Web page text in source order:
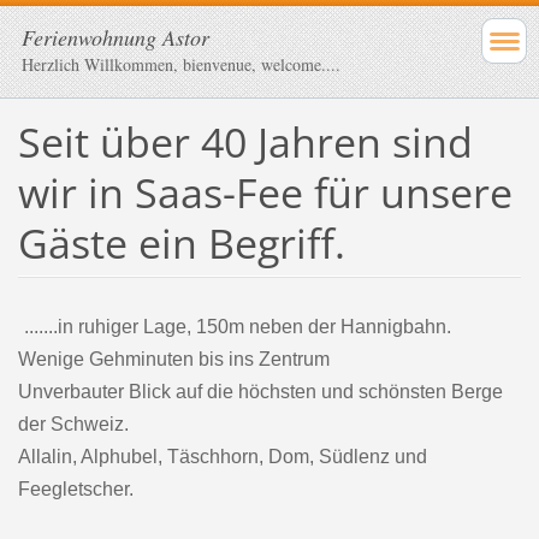
Ferienwohnung Astor
Herzlich Willkommen, bienvenue, welcome....
Seit über 40 Jahren sind
wir in Saas-Fee für unsere
Gäste ein Begriff.
.......in ruhiger Lage, 150m neben der Hannigbahn.
Wenige Gehminuten bis ins Zentrum
Unverbauter Blick auf die höchsten und schönsten Berge
der Schweiz.
Allalin, Alphubel, Täschhorn, Dom, Südlenz und
Feegletscher.